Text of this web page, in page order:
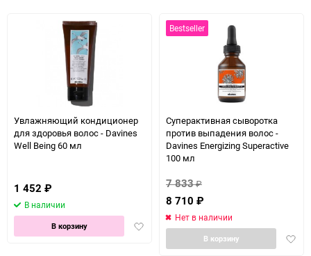
Увлажняющий кондиционер
для здоровья волос - Davines
Well Being 60 мл
1 452 ₽
В наличии
Добавить
избранное
В корзину
Bestseller
Суперактивная сыворотка
против выпадения волос -
Davines Energizing Superactive
100 мл
7 833₽
8 710 ₽
Нет в наличии
В корзину